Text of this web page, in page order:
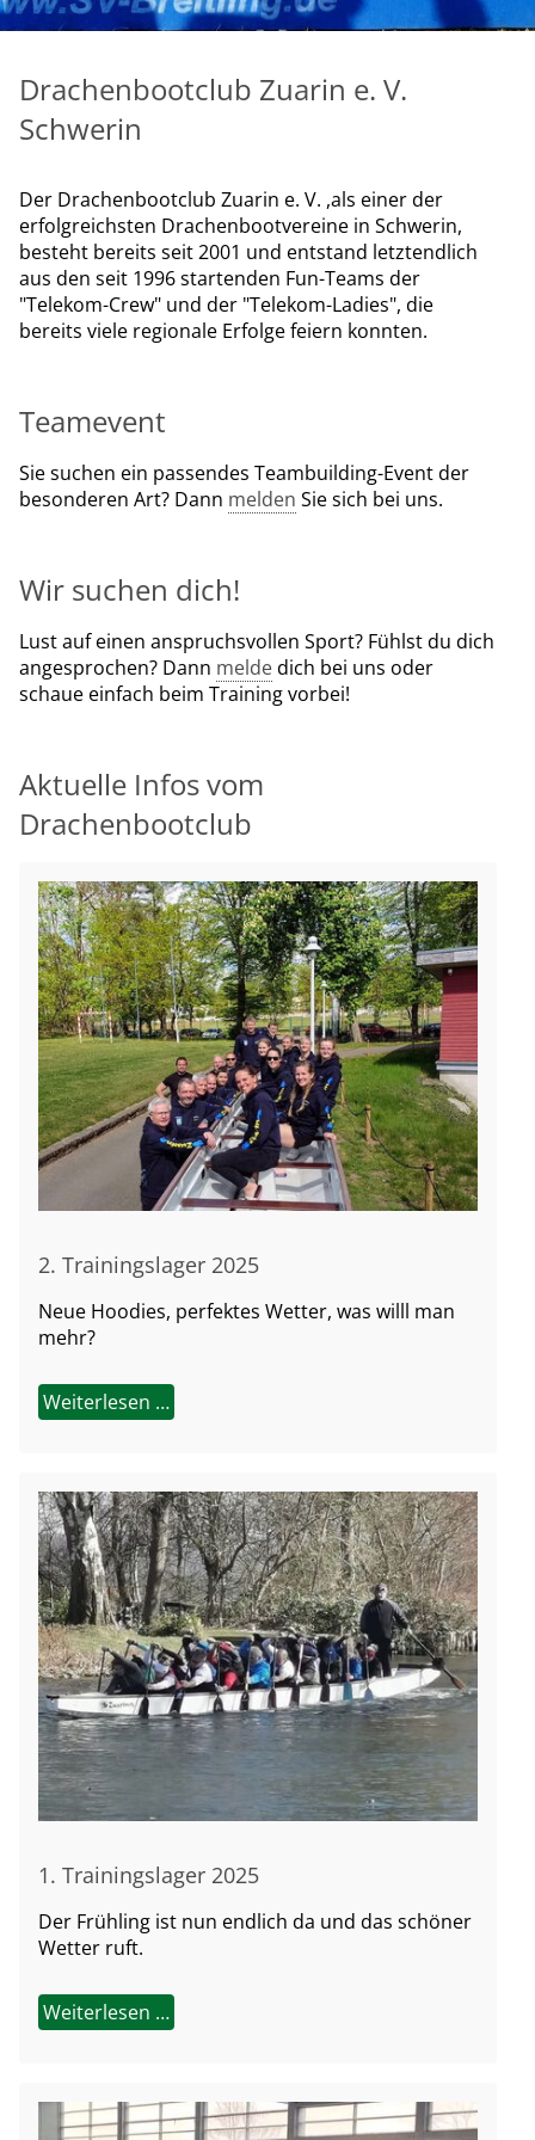
Drachenbootclub Zuarin e. V.
Schwerin
Der Drachenbootclub Zuarin e. V. ,als einer der
erfolgreichsten Drachenbootvereine in Schwerin,
besteht bereits seit 2001 und entstand letztendlich
aus den seit 1996 startenden Fun-Teams der
"Telekom-Crew" und der "Telekom-Ladies", die
bereits viele regionale Erfolge feiern konnten.
Teamevent
Sie suchen ein passendes Teambuilding-Event der
besonderen Art? Dann melden Sie sich bei uns.
Wir suchen dich!
Lust auf einen anspruchsvollen Sport? Fühlst du dich
angesprochen? Dann meldedich bei uns oder
schaue einfach beim Training vorbei!
Aktuelle Infos vom
Drachenbootclub
2. Trainingslager 2025
Neue Hoodies, perfektes Wetter, was willl man
mehr?
Weiterlesen …
1. Trainingslager 2025
Der Frühling ist nun endlich da und das schöner
Wetter ruft.
Weiterlesen …